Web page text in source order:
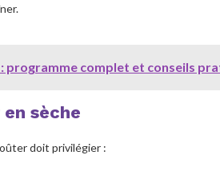
programme complet et conseils
sèche
doit privilégier :